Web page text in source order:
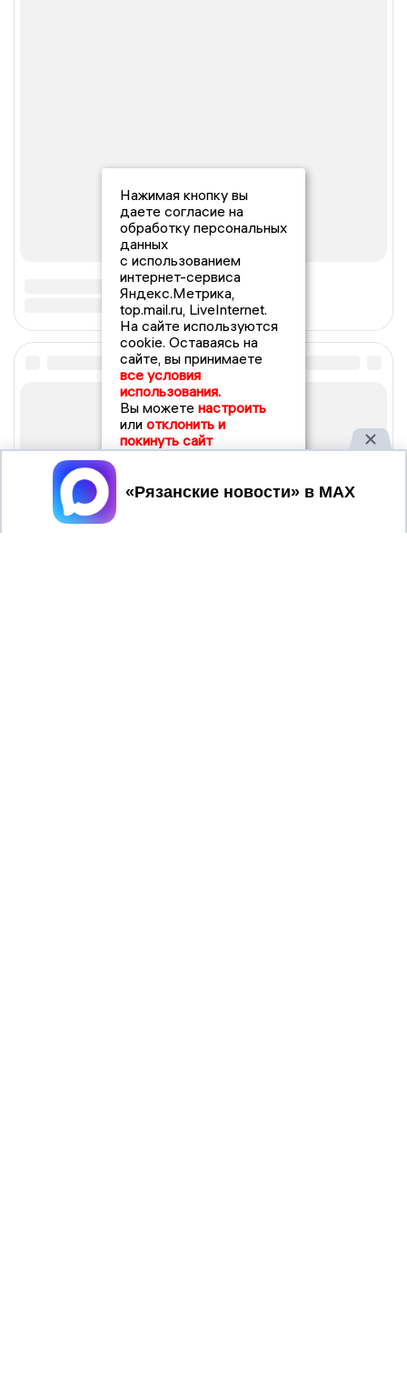
Нажимая кнопку вы
даете согласие на
обработку персональных
данных
с использованием
интернет-сервиса
Яндекс.Метрика,
top.mail.ru, LiveInternet.
На сайте используются
cookie. Оставаясь на
сайте, вы принимаете
все условия
использования.
Вы можете настроить
или отклонить и
покинуть сайт
Принять